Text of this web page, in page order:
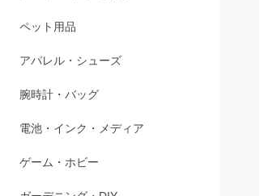
ペット用品
アパレル・シューズ
腕時計・バッグ
電池・インク・メディア
ゲーム・ホビー